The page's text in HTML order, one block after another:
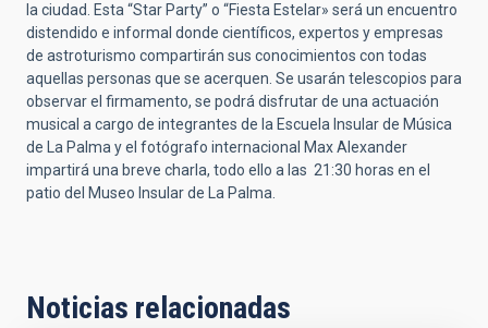
la ciudad. Esta “Star Party” o “Fiesta Estelar» será un encuentro
distendido e informal donde científicos, expertos y empresas
de astroturismo compartirán sus conocimientos con todas
aquellas personas que se acerquen. Se usarán telescopios para
observar el firmamento, se podrá disfrutar de una actuación
musical a cargo de integrantes de la Escuela Insular de Música
de La Palma y el fotógrafo internacional Max Alexander
impartirá una breve charla, todo ello a las 21:30 horas en el
patio del Museo Insular de La Palma.
Noticias relacionadas